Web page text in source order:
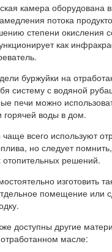
камера оборудована
потока
степени окисления
как
буржуйки на
систему с водяной
печи можно
горячей воды в дом.
всего используют
но следует
решений.
изготовить
помещение или
доступны другие
масле: